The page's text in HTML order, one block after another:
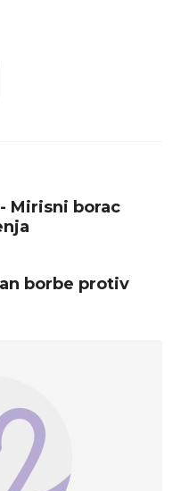
Mirisni borac
borbe protiv